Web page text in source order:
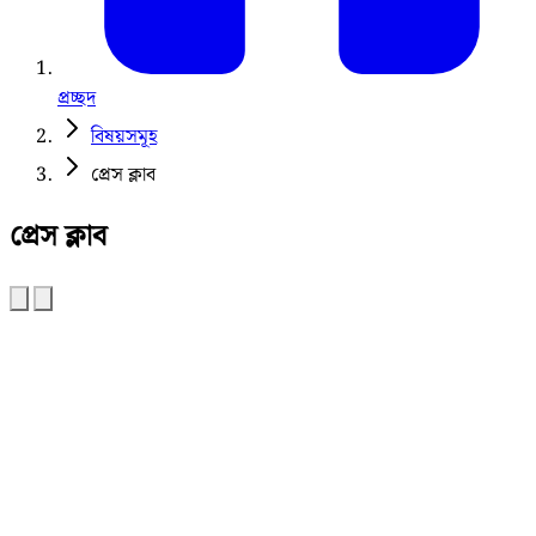
প্রচ্ছদ
বিষয়সমূহ
প্রেস ক্লাব
প্রেস ক্লাব